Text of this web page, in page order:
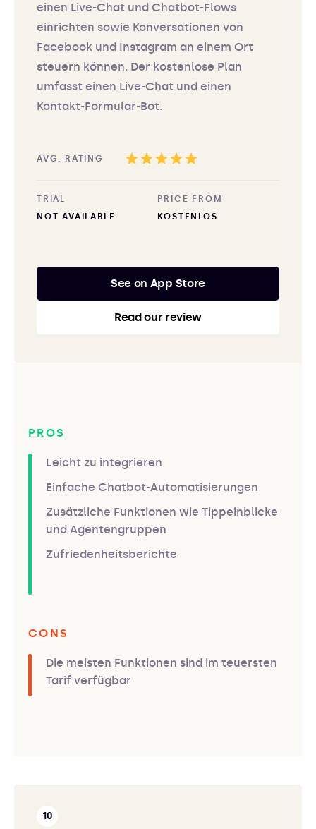
einen Live-Chat und Chatbot-Flows
einrichten sowie Konversationen von
Facebook und Instagram an einem Ort
steuern können. Der kostenlose Plan
umfasst einen Live-Chat und einen
Kontakt-Formular-Bot.
AVG. RATING
TRIAL
NOT AVAILABLE
PRICE FROM
KOSTENLOS
See on App Store
Read our review
PROS
Leicht zu integrieren
Einfache Chatbot-Automatisierungen
Zusätzliche Funktionen wie Tippeinblicke
und Agentengruppen
Zufriedenheitsberichte
CONS
Die meisten Funktionen sind im teuersten
Tarif verfügbar